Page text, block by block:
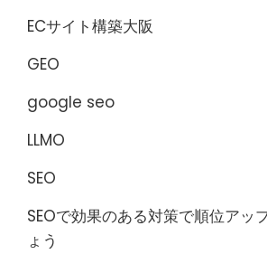
ECサイト構築大阪
GEO
google seo
LLMO
SEO
SEOで効果のある対策で順位アッ
ょう